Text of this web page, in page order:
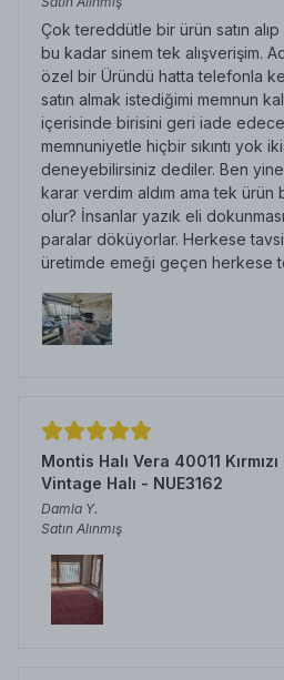
Çok tereddütle bir ürün satın
bu kadar sinem tek alışverişim.
özel bir Üründü hatta telefonla
satın almak istediğimi memnun
içerisinde birisini geri iade
memnuniyetle hiçbir sıkıntı yok
deneyebilirsiniz dediler. Ben
karar verdim aldım ama tek ürün
olur? İnsanlar yazık eli
paralar döküyorlar. Herkese
üretimde emeği geçen herkese
Montis Halı Vera 40011
Vintage Halı - NUE3162
Damla Y.
Satın Alınmış